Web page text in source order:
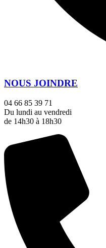
NOUS JOINDRE
04 66 85 39 71
Du lundi au vendredi
de 14h30 à 18h30